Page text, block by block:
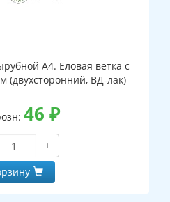
А4. Еловая ветка с
(двухсторонний, ВД-лак)
46 ₽
+